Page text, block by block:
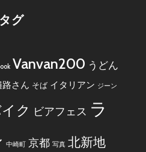
タグ
Vanvan200 うどん
路さん そば イタリアン ジーン
ク ビアフェス ラ
中崎町 京都 写真 北新地